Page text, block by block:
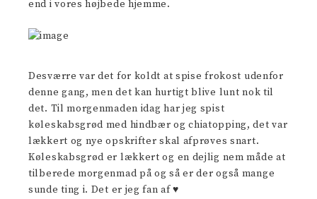
end i vores højbede hjemme.
Desværre var det for koldt at spise frokost udenfor
denne gang, men det kan hurtigt blive lunt nok til
det. Til morgenmaden idag har jeg spist
køleskabsgrød med hindbær og chiatopping, det var
lækkert og nye opskrifter skal afprøves snart.
Køleskabsgrød er lækkert og en dejlig nem måde at
tilberede morgenmad på og så er der også mange
sunde ting i. Det er jeg fan af ♥